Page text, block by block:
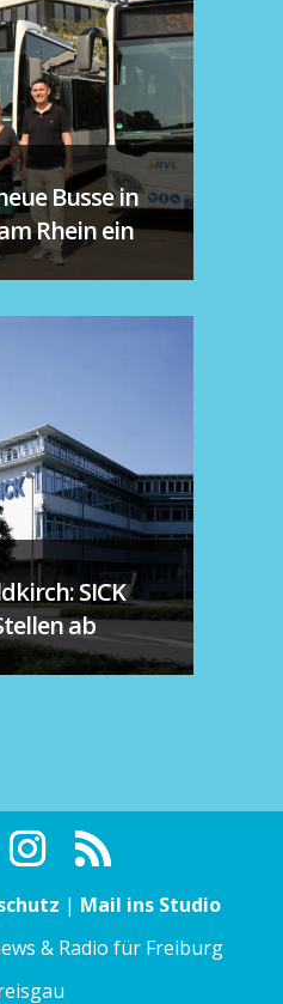
Busse in
Rhein ein
SICK
ab
| Mail ins Studio
& Radio für Freiburg